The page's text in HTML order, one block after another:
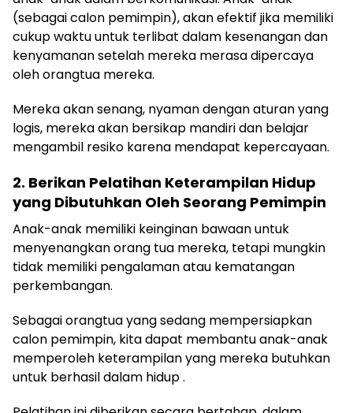
(sebagai calon pemimpin), akan efektif jika memiliki
cukup waktu untuk terlibat dalam kesenangan dan
kenyamanan setelah mereka merasa dipercaya
oleh orangtua mereka.
Mereka akan senang, nyaman dengan aturan yang
logis, mereka akan bersikap mandiri dan belajar
mengambil resiko karena mendapat kepercayaan.
2. Berikan Pelatihan Keterampilan Hidup
yang Dibutuhkan Oleh Seorang Pemimpin
Anak-anak memiliki keinginan bawaan untuk
menyenangkan orang tua mereka, tetapi mungkin
tidak memiliki pengalaman atau kematangan
perkembangan.
Sebagai orangtua yang sedang mempersiapkan
calon pemimpin, kita dapat membantu anak-anak
memperoleh keterampilan yang mereka butuhkan
untuk berhasil dalam hidup .